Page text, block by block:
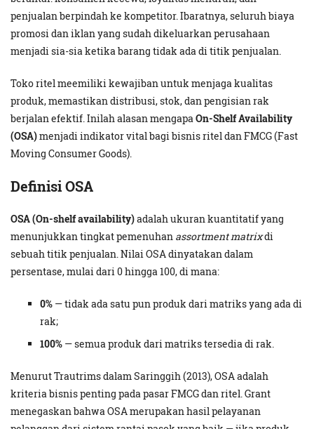
penjualan berpindah ke kompetitor. Ibaratnya, seluruh biaya
promosi dan iklan yang sudah dikeluarkan perusahaan
menjadi sia-sia ketika barang tidak ada di titik penjualan.
Toko ritel meemiliki kewajiban untuk menjaga kualitas
produk, memastikan distribusi, stok, dan pengisian rak
berjalan efektif. Inilah alasan mengapaOn-Shelf Availability
(OSA)menjadi indikator vital bagi bisnis ritel dan FMCG (Fast
Moving Consumer Goods).
Definisi OSA
OSA (On-shelf availability)adalah ukuran kuantitatif yang
menunjukkan tingkat pemenuhan assortment matrixdi
sebuah titik penjualan. Nilai OSA dinyatakan dalam
persentase, mulai dari 0 hingga 100, di mana:
0% — tidak ada satu pun produk dari matriks yang ada di
rak;
100% — semua produk dari matriks tersedia di rak.
Menurut Trautrims dalam Saringgih (2013), OSA adalah
kriteria bisnis penting pada pasar FMCG dan ritel. Grant
menegaskan bahwa OSA merupakan hasil pelayanan